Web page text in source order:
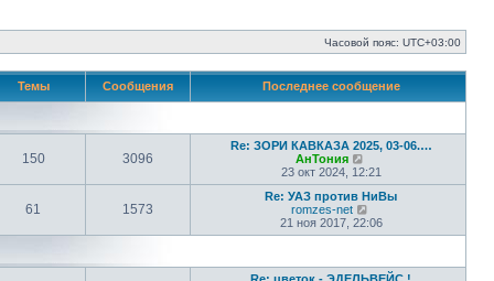
Часовой пояс: UTC+03:00
Темы Сообщения Последнее сообщение
150 3096
Re: ЗОРИ КАВКАЗА 2025, 03-06.…
АнТония
е
р
е
й
т
и
о
23 окт 2024, 12:21
61 1573
Re: УАЗ против НиВы
romzes-net
е
р
т
21 ноя 2017, 22:06